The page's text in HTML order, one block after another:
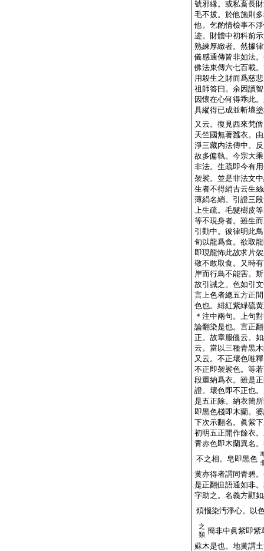
號邪縁。或私畜長
毛不拔。於他施則
他。乞酌情檢事不
迹。財體中初科前
熟練厚緻者。然據
儀感通傳皆非如法
佛法東傳六七百載
用殺生之財而爲慈
祖師答曰。余因讀
因懷在心何得乖此
具縱得已成並斬壞
又云。復見西來梵
天竺國無著蠶衣。
淨三藏内法傳中。
故多偏執。今宗大
非法。生疏即今有
袈裟。並是非法文
生者不得綃古云生
薄絹名綃。引證三
上生疏。毛髮樹皮
等不現身者。雖生
引勸中。彼律明此
旬以龍爲食。欲取
即現龍怖此故求片
敬不敢取食。又時
岸而行鳥不能害。
故引誡之。色如引
言上色者總五方正
色也。緋紅紫緑硫
＊注中兩句。上句
論翻染是也。言正
正。故章服儀云。
云。當以三種青黒
又云。不正壞色唯
不正即袈裟色。等
段重納爲衣。雖是
證。壞色即不正也
是五正除。納衣簡
即黒色棧即木蘭。
下次示翻名。眞紫
初明五正開作餘衣
青赤色即木蘭異名
不之相。皂即黒色
黄亦得者謂同青碧
是正翻但語通如非
字助之。名義方顯
煩惱染汚淨心。以
之
類 簡非中眞紫即紫
蘇木是也。地黄謂